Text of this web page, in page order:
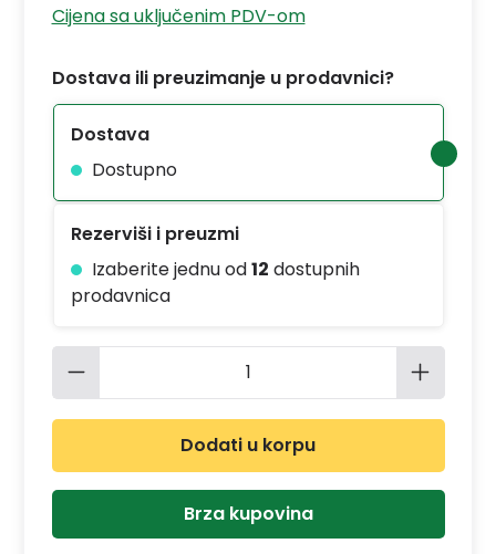
Cijena sa uključenim PDV-om
Dostava ili preuzimanje u prodavnici?
Dostava
Dostupno
Rezerviši i preuzmi
Izaberite jednu od12 dostupnih
prodavnica
Količina proizvoda: Unesite
Dodati u korpu
Brza kupovina